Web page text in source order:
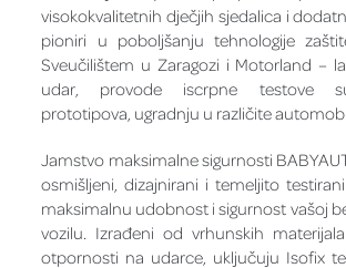
visokokvalitetnih dječjih sjedalica i
pioniri u poboljšanju tehnologije
Sveučilištem u Zaragozi i Motorland –
udar, provode iscrpne testove
prototipova, ugradnju u različite
Jamstvo maksimalne sigurnosti
osmišljeni, dizajnirani i temeljito
maksimalnu udobnost i sigurnost vašoj
vozilu. Izrađeni od vrhunskih
otpornosti na udarce, uključuju Isofix